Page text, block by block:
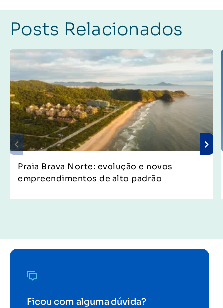
Posts Relacionados
Praia Brava Norte: evolução e novos
empreendimentos de alto padrão
Ficou com alguma dúvida?